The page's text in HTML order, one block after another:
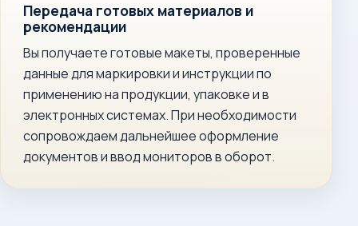
Передача готовых материалов и
рекомендации
Вы получаете готовые макеты, проверенные
данные для маркировки и инструкции по
применению на продукции, упаковке и в
электронных системах. При необходимости
сопровождаем дальнейшее оформление
документов и ввод мониторов в оборот.